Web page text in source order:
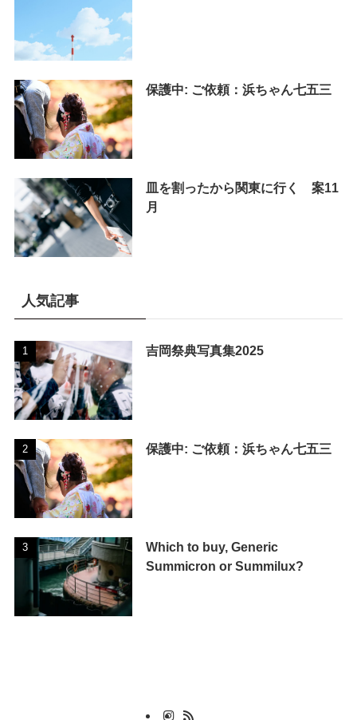
保護中: ご依頼：浜ちゃん七五三
皿を割ったから関東に行く 案11
月
人気記事
吉岡祭典写真集2025
保護中: ご依頼：浜ちゃん七五三
Which to buy, Generic
Summicron or Summilux?